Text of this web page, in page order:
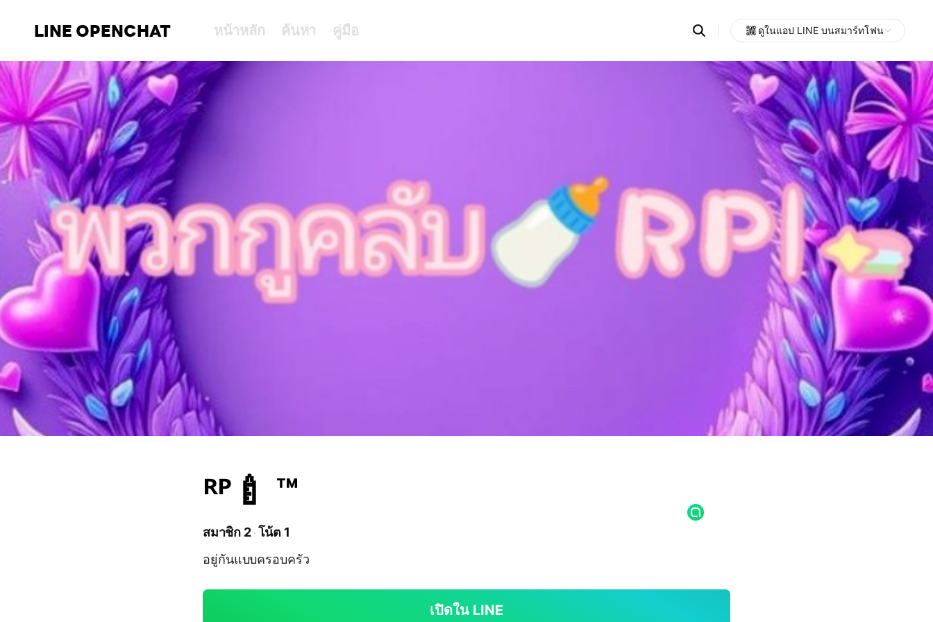
LINE OPENCHAT หน้าหลัก ค้นหา คู่มือ Search
OpenChats
messages
search
area
ดูในแอป LINE บนสมาร์ทโฟน
ᴿᴾ🍼 ™
สมาชิก 2 โน้ต 1
อยู่กันแบบครอบครัว
เปิดใน LINE